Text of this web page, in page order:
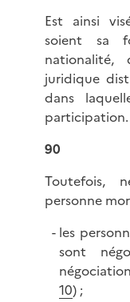
Est ainsi
soient sa
nationalité,
juridique
dans
participation.
90
Toutefois,
personne
les
sont
10) ;